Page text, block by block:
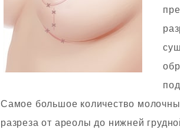
Самое большое количество
разреза от ареолы до нижней